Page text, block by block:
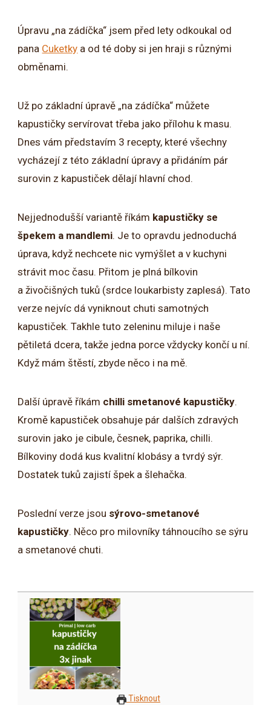
Úpravu „na zádíčka“ jsem před lety odkoukal od
pana Cuketky a od té doby si jen hraji s různými
obměnami.
Už po základní úpravě „na zádíčka“ můžete
kapustičky servírovat třeba jako přílohu k masu.
Dnes vám představím 3 recepty, které všechny
vycházejí z této základní úpravy a přidáním pár
surovin z kapustiček dělají hlavní chod.
Nejjednodušší variantě říkám kapustičky se
špekem a mandlemi. Je to opravdu jednoduchá
úprava, když nechcete nic vymýšlet a v kuchyni
strávit moc času. Přitom je plná bílkovin
a živočišných tuků (srdce loukarbisty zaplesá). Tato
verze nejvíc dá vyniknout chuti samotných
kapustiček. Takhle tuto zeleninu miluje i naše
pětiletá dcera, takže jedna porce vždycky končí u ní.
Když mám štěstí, zbyde něco i na mě.
Další úpravě říkám chilli smetanové kapustičky.
Kromě kapustiček obsahuje pár dalších zdravých
surovin jako je cibule, česnek, paprika, chilli.
Bílkoviny dodá kus kvalitní klobásy a tvrdý sýr.
Dostatek tuků zajistí špek a šlehačka.
Poslední verze jsou sýrovo-smetanové
kapustičky. Něco pro milovníky táhnoucího se sýru
a smetanové chuti.
Tisknout